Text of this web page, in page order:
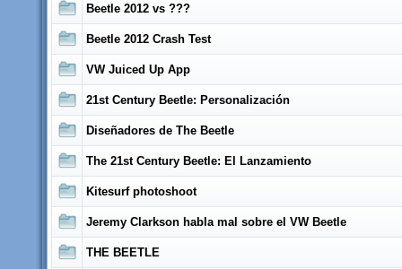
Beetle 2012 vs ???
Beetle 2012 Crash Test
VW Juiced Up App
21st Century Beetle: Personalización
Diseñadores de The Beetle
The 21st Century Beetle: El Lanzamiento
Kitesurf photoshoot
Jeremy Clarkson habla mal sobre el VW Beetle
THE BEETLE